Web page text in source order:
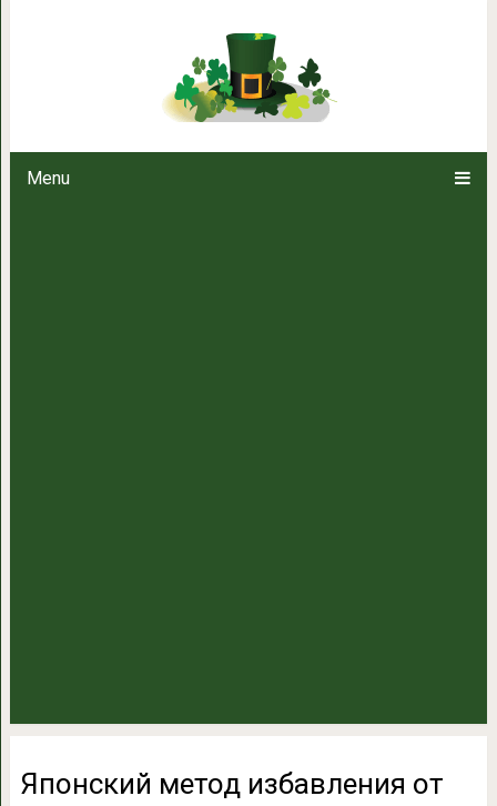
Menu
Японский метод
Японский метод избавления от